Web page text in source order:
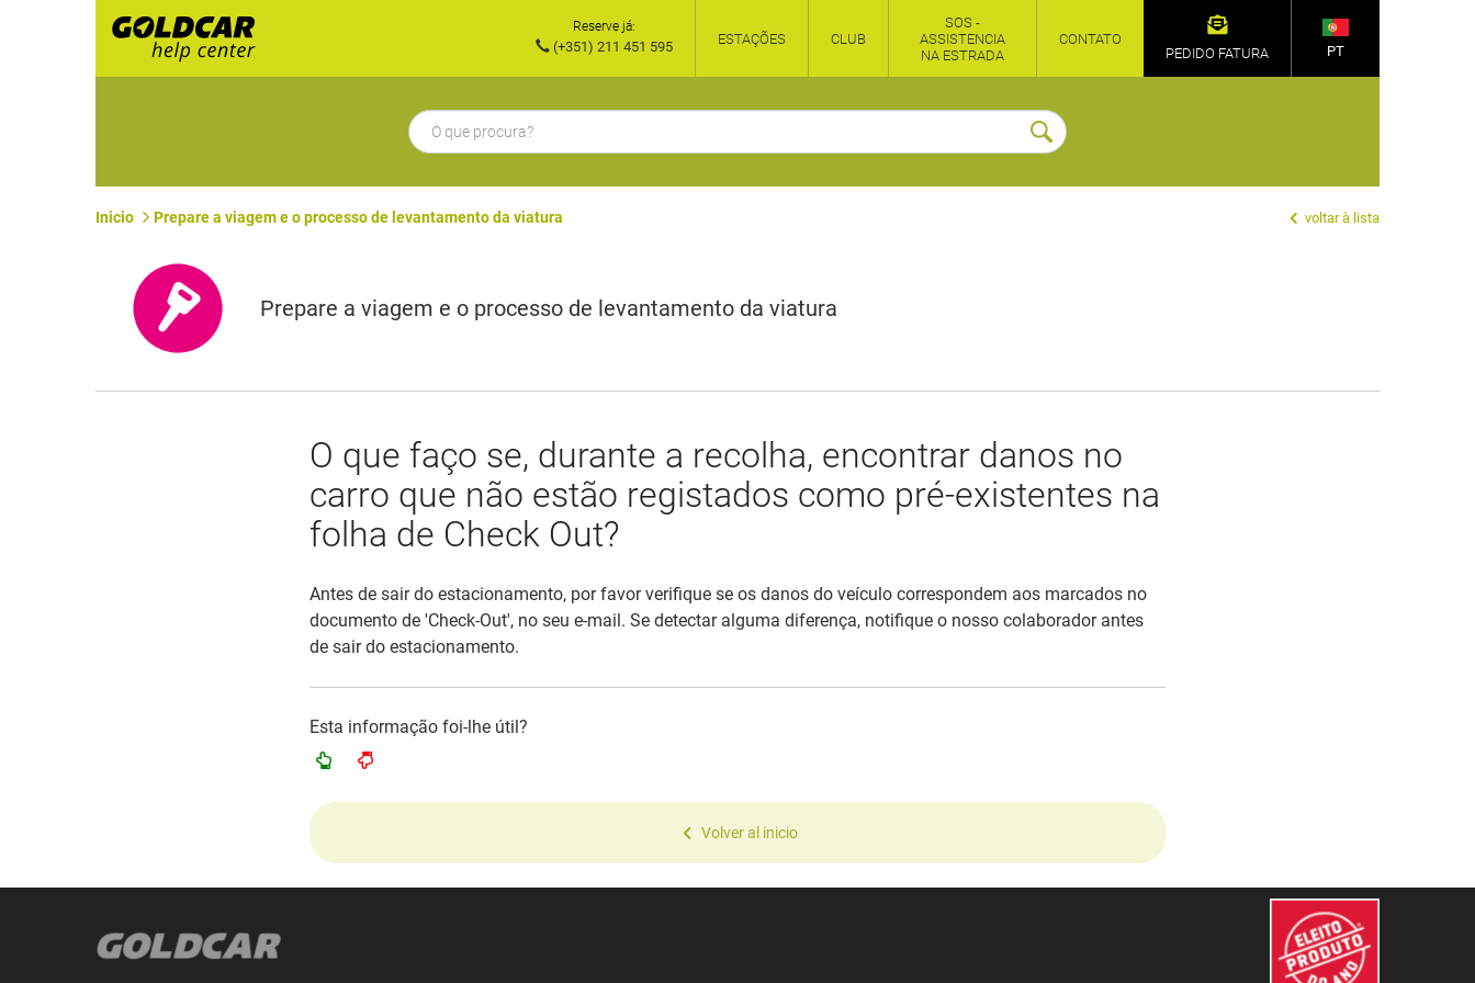
Reserve já:
(+351) 211 451 595 ESTAÇÕES CLUB
SOS -
ASSISTENCIA
NA ESTRADA
CONTATO
PEDIDO FATURA
PT
Inicio Prepare a viagem e o processo de levantamento da viatura voltar à lista
Prepare a viagem e o processo de levantamento da viatura
​O que faço se, durante a recolha, encontrar danos no
carro que não estão registados como pré-existentes na
folha de Check Out?
Antes de sair do estacionamento, por favor verifique se os danos do veículo correspondem aos marcados no
documento de 'Check-Out', no seu e-mail. Se detectar alguma diferença, notifique o nosso colaborador antes
de sair do estacionamento.
Esta informação foi-lhe útil?
Volver al inicio